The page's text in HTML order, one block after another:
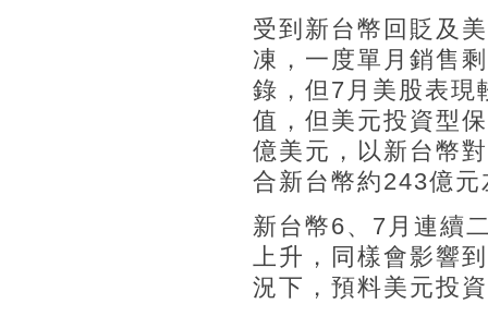
受到新台幣回貶及
凍，一度單月銷售
錄，但7月美股表現
值，但美元投資型
億美元，以新台幣
合新台幣約243億
新台幣6、7月連續
上升，同樣會影響
況下，預料美元投